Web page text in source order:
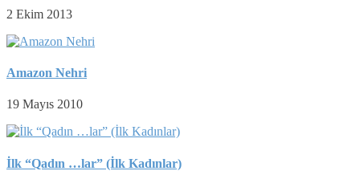
2 Ekim 2013
Amazon Nehri
19 Mayıs 2010
İlk “Qadın …lar” (İlk Kadınlar)